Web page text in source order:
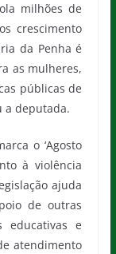
milhões de
crescimento
da Penha é
as mulheres,
públicas de
a deputada.
o ‘Agosto
à violência
ajuda
de outras
educativas e
atendimento